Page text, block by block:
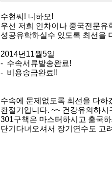
수현씨! 니하오!
우선 저희 인차이나 중국전문
성공유학하실수 있도록 최선을
2014년11월5일
- 수속서류발송완료!
- 비용송금완료!!
수속에 문제없도록 최선을 다하
환절기입니다. ~~ 건강유의하시
301구책은 마스터하시고 출국
단기다녀오셔서 장기연수도 고